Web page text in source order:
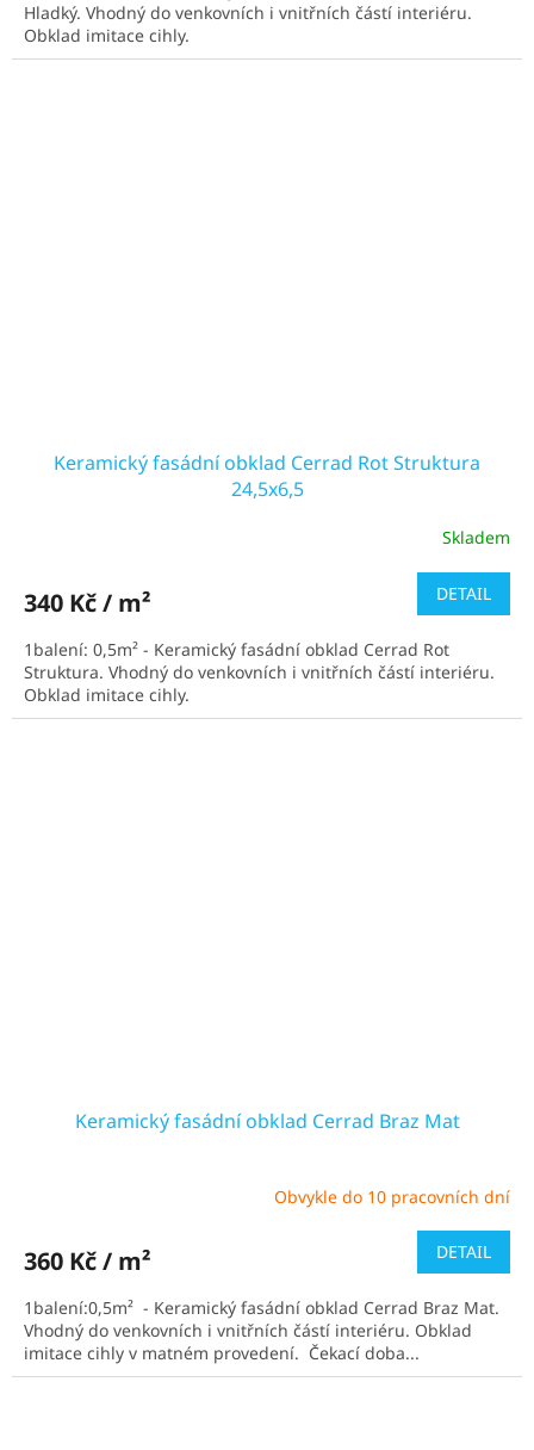
5
hvězdiček.
Hladký. Vhodný do venkovních i vnitřních částí interiéru.
Obklad imitace cihly.
Keramický fasádní obklad Cerrad Rot Struktura
24,5x6,5
Skladem
340 Kč / m² DETAIL
1balení: 0,5m² - Keramický fasádní obklad Cerrad Rot
Struktura. Vhodný do venkovních i vnitřních částí interiéru.
Obklad imitace cihly.
Keramický fasádní obklad Cerrad Braz Mat
je
z
5
hvězdiček.
Obvykle do 10 pracovních dní
360 Kč / m² DETAIL
1balení:0,5m² - Keramický fasádní obklad Cerrad Braz Mat.
Vhodný do venkovních i vnitřních částí interiéru. Obklad
imitace cihly v matném provedení. Čekací doba...